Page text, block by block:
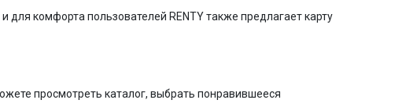
комфорта пользователей RENTY также предлагает карту
просмотреть каталог, выбрать понравившееся